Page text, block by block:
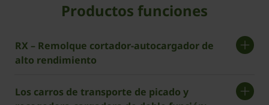
Productos funciones
RX – Remolque cortador-autocargador de
alto rendimiento
Los carros de transporte de picado y